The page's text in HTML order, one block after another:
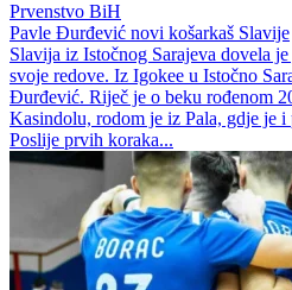
Prvenstvo BiH
Pavle Đurđević novi košarkaš Slavije
Slavija iz Istočnog Sarajeva dovela
svoje redove. Iz Igokee u Istočno
Đurđević. Riječ je o beku rođenom
Kasindolu, rodom je iz Pala, gdje je i
Poslije prvih koraka...